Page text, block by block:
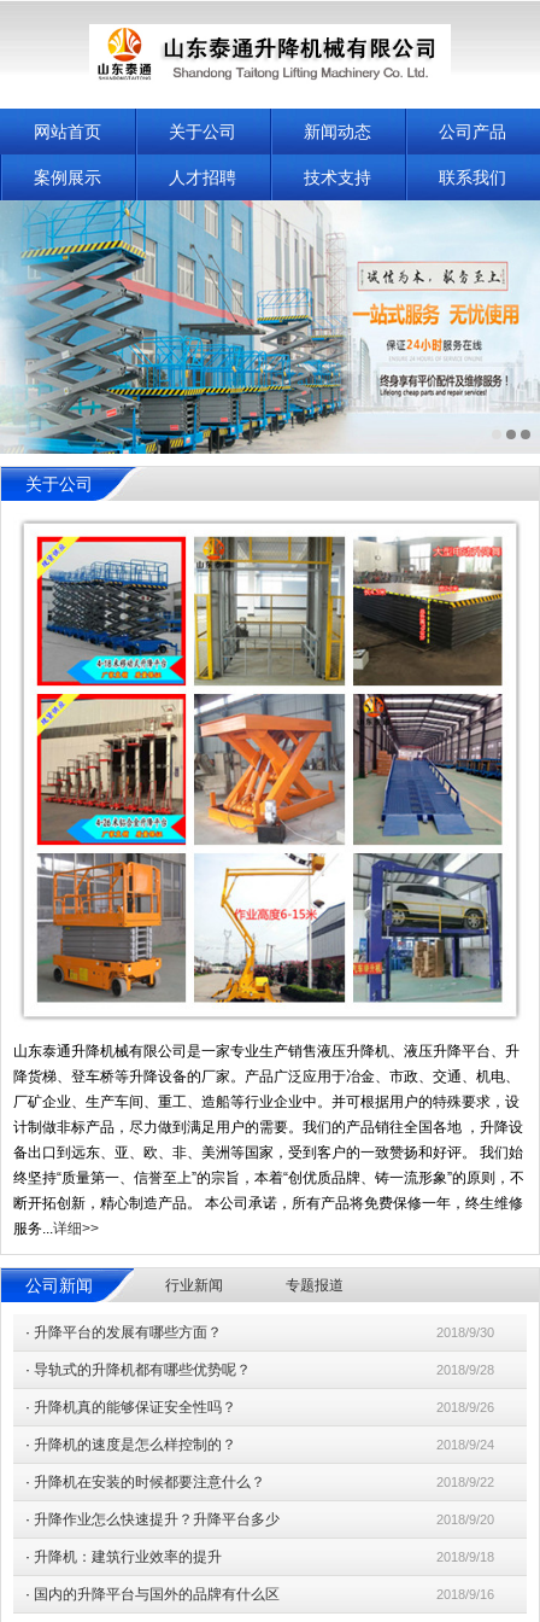
网站首页 关于公司 新闻动态 公司产品
案例展示 人才招聘 技术支持 联系我们
关于公司
山东泰通升降机械有限公司是一家专业生产销售液压升降机、液压升降平台、升
降货梯、登车桥等升降设备的厂家。产品广泛应用于冶金、市政、交通、机电、
厂矿企业、生产车间、重工、造船等行业企业中。并可根据用户的特殊要求，设
计制做非标产品，尽力做到满足用户的需要。我们的产品销往全国各地 ，升降设
备出口到远东、亚、欧、非、美洲等国家，受到客户的一致赞扬和好评。 我们始
终坚持“质量第一、信誉至上”的宗旨，本着“创优质品牌、铸一流形象”的原则，不
断开拓创新，精心制造产品。 本公司承诺，所有产品将免费保修一年，终生维修
服务...详细>>
公司新闻 行业新闻 专题报道
· 升降平台的发展有哪些方面？ 2018/9/30
· 导轨式的升降机都有哪些优势呢？ 2018/9/28
· 升降机真的能够保证安全性吗？ 2018/9/26
· 升降机的速度是怎么样控制的？ 2018/9/24
· 升降机在安装的时候都要注意什么？ 2018/9/22
· 升降作业怎么快速提升？升降平台多少 2018/9/20
· 升降机：建筑行业效率的提升 2018/9/18
· 国内的升降平台与国外的品牌有什么区 2018/9/16